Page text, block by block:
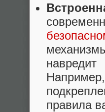
правила